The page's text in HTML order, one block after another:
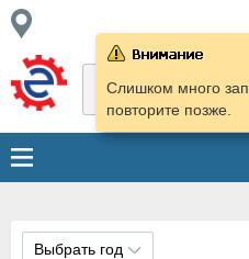
Слишком много
повторите позже.
Выбрать год